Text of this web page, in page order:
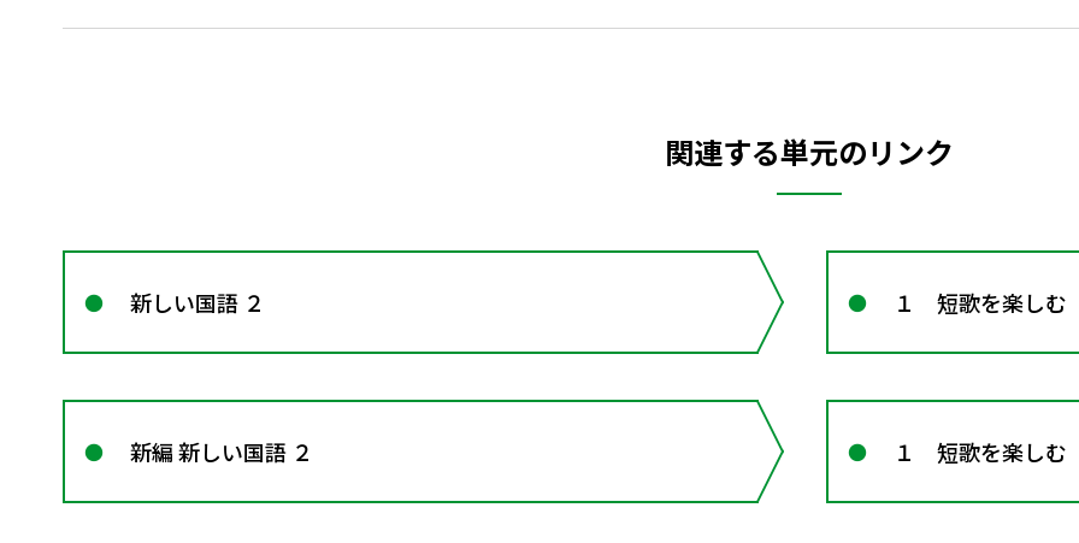
関連する単元のリンク
新しい国語 ２ １ 短歌を楽しむ
新編 新しい国語 ２ １ 短歌を楽し